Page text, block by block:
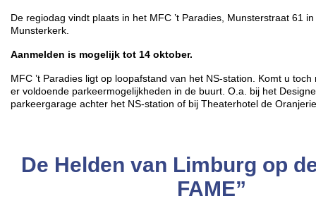
De regiodag vindt plaats in het MFC ’t Paradies, Munsterstraat 61
Munsterkerk.
Aanmelden is mogelijk tot 14 oktober.
MFC ’t Paradies ligt op loopafstand van het NS-station. Komt u
er voldoende parkeermogelijkheden in de buurt. O.a. bij het
parkeergarage achter het NS-station of bij Theaterhotel de
De Helden van Limburg op
FAME”